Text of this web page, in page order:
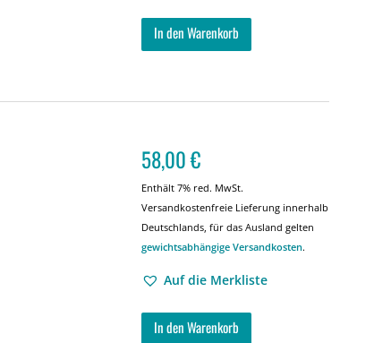
In den Warenkorb
58,00€
Enthält 7% red. MwSt.
Versandkostenfreie Lieferung innerhalb
Deutschlands, für das Ausland gelten
gewichtsabhängige Versandkosten.
Auf die Merkliste
In den Warenkorb